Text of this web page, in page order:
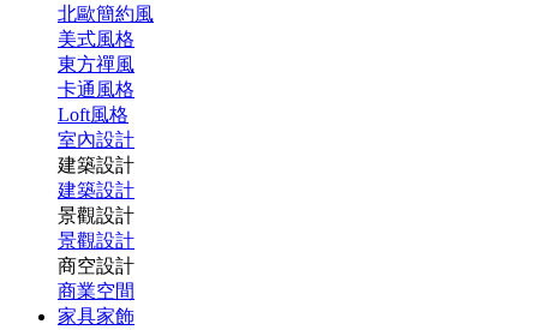
北歐簡約風
美式風格
東方禪風
卡通風格
Loft風格
室內設計
建築設計
建築設計
景觀設計
景觀設計
商空設計
商業空間
家具家飾